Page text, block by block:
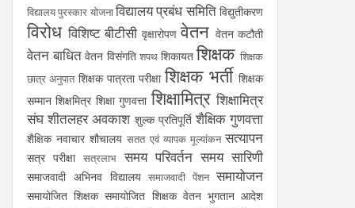
विद्यालय पुरस्कार योजनाविद्यालय प्रबंध समिति विद्युतीकरण
विरोध विशिष्ट बीटीसी वृक्षारोपण वेतन वेतन कटौती
वेतन बाधित वेतन विसंगति शपथ शिकायत शिक्षक शिक्षक
छात्र अनुपात शिक्षक पात्रता परीक्षा शिक्षक भर्ती शिक्षक
सम्मान शिक्षमित्र शिक्षा गुणवत्ता शिक्षामित्र शिक्षामित्र
संघ शीतलहर अवकाश शुल्क प्रतिपूर्ति शैक्षिक गुणवत्ता
शैक्षिक नवाचार शौचालय सतत एवं व्यापक मूल्यांकन सत्यापन
सत्र परीक्षा सत्रलाभ समय परिवर्तन समय सारिणी
समाजवादी अभिनव विद्यालय समाजवादी पेंशन समायोजन
समायोजित शिक्षक समायोजित शिक्षक वेतन भुगतान आदेश